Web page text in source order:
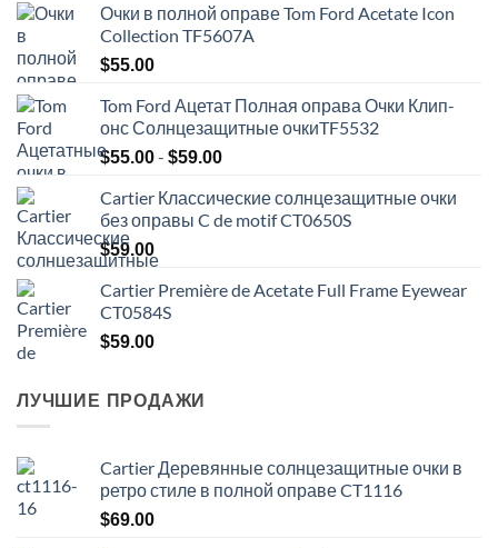
Очки в полной оправе Tom Ford Acetate Icon
Collection TF5607A
$55.00
Tom Ford Ацетат Полная оправа Очки Клип-
онс Солнцезащитные очкиTF5532
$55.00- $59.00Диапазон
$55.00
-
Cartier Классические солнцезащитные очки
без оправы C de motif CT0650S
$59.00
Cartier Première de Acetate Full Frame Eyewear
CT0584S
$59.00
ЛУЧШИЕ ПРОДАЖИ
Cartier Деревянные солнцезащитные очки в
ретро стиле в полной оправе CT1116
$69.00